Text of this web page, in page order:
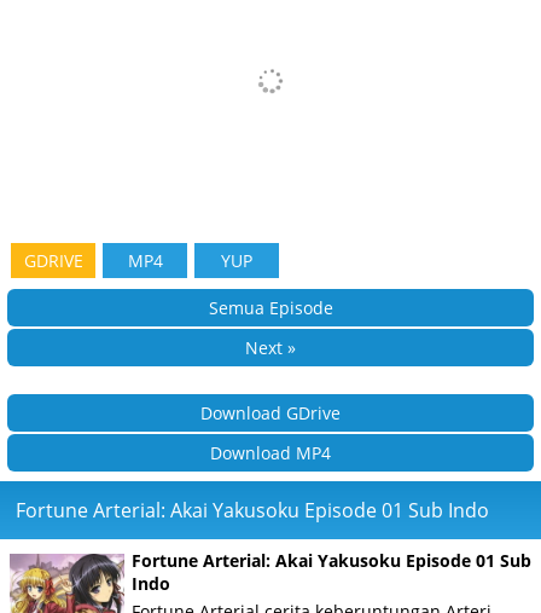
GDRIVE MP4 YUP
Semua Episode
Next »
Download GDrive
Download MP4
Fortune Arterial: Akai Yakusoku Episode 01 Sub Indo
Fortune Arterial: Akai Yakusoku Episode 01 Sub
Indo